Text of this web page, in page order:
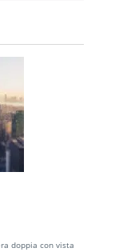
doppia con vista